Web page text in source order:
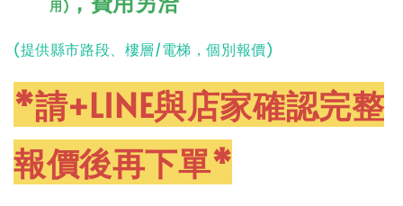
用)
(提供縣市路段、樓層/電梯，個別報價)
*請+LINE與店家確認完整
報價後再下單*